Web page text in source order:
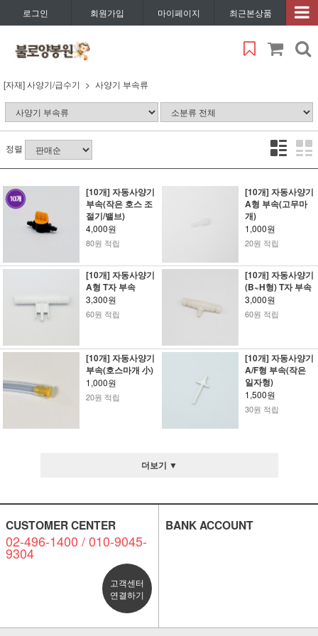
로그인 회원가입 마이페이지 최근본상품
[자재] 사양기/급수기 사양기 부속류
정렬
[10개] 자동사양기
부속(작은 호스 조
절기/밸브)
4,000원
80원 적립
[10개] 자동사양기
A형 부속(고무마
개)
1,000원
20원 적립
[10개] 자동사양기
A형 T자 부속
3,300원
60원 적립
[10개] 자동사양기
(B~H형) T자 부속
3,000원
60원 적립
[10개] 자동사양기
부속(호스마개 小)
1,000원
20원 적립
[10개] 자동사양기
A/F형 부속(작은
일자형)
1,500원
30원 적립
더보기 ▼
CUSTOMER CENTER
02-496-1400 / 010-9045-
9304
고객센터
연결하기
BANK ACCOUNT